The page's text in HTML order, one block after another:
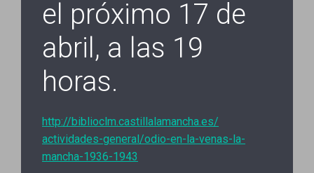
el próximo 17 de
abril, a las 19
horas.
http://biblioclm.castillalamancha.es/
actividades-general/odio-en-la-venas-la-
mancha-1936-1943